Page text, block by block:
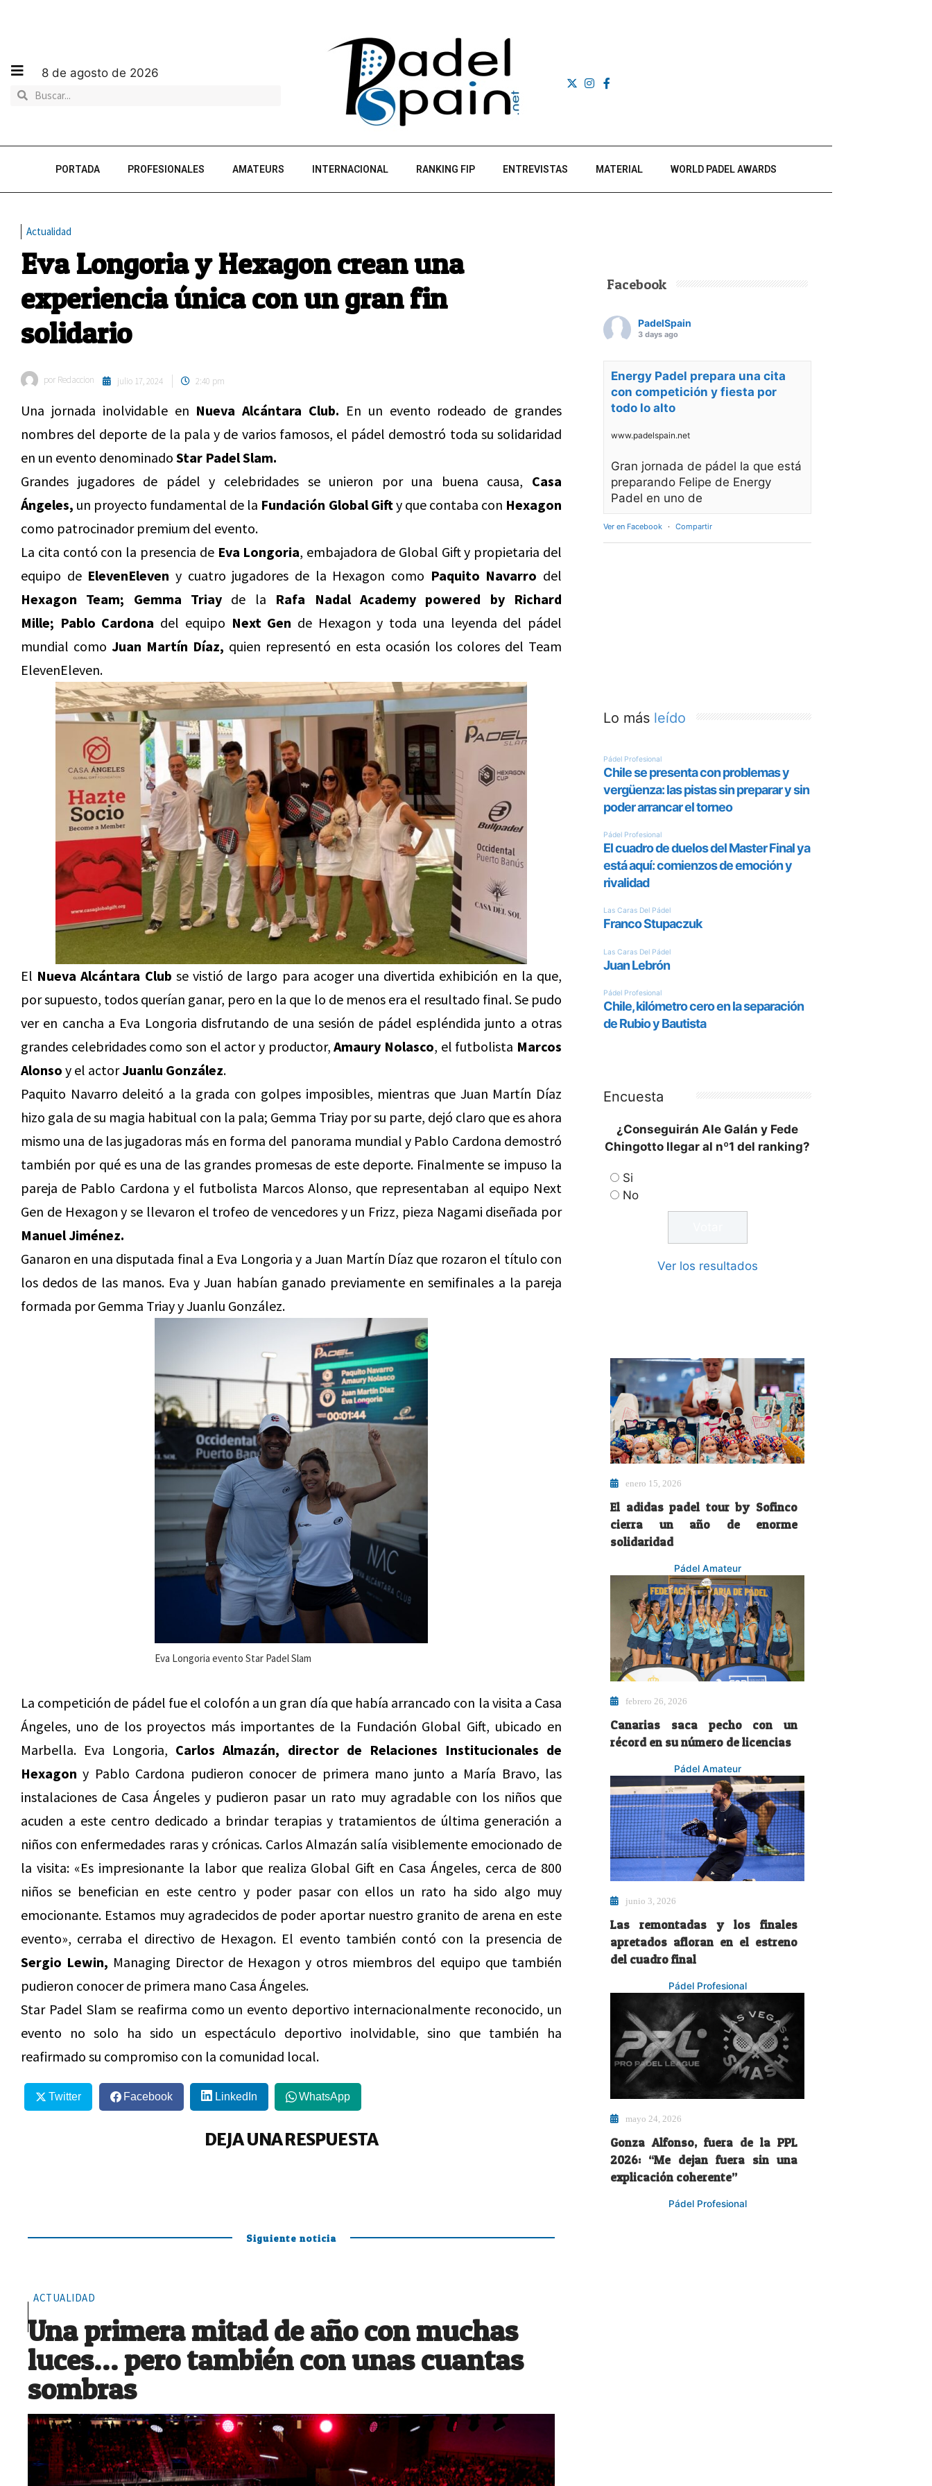
8 de agosto de 2026
PORTADA PROFESIONALES AMATEURS INTERNACIONAL RANKING FIP ENTREVISTAS MATERIAL WORLD PADEL AWARDS
Actualidad
Eva Longoria y Hexagon crean una
experiencia única con un gran fin
solidario
por Redaccion julio 17, 2024 2:40 pm
Una jornada inolvidable en Nueva Alcántara Club. En un evento rodeado de grandes
nombres del deporte de la pala y de varios famosos, el pádel demostró toda su solidaridad
en un evento denominado Star Padel Slam.
Grandes jugadores de pádel y celebridades se unieron por una buena causa, Casa
Ángeles, un proyecto fundamental de la Fundación Global Gifty que contaba con Hexagon
como patrocinador premium del evento.
La cita contó con la presencia de Eva Longoria, embajadora de Global Gift y propietaria del
equipo de ElevenEleven y cuatro jugadores de la Hexagon como Paquito Navarro del
Hexagon Team;
Gemma Triay de la Rafa Nadal Academy powered by Richard
Mille; Pablo Cardona del equipo Next Gen de Hexagon y toda una leyenda del pádel
mundial comoJuan Martín Díaz, quien representó en esta ocasión los colores del Team
ElevenEleven.
El Nueva Alcántara Club se vistió de largo para acoger una divertida exhibición en la que,
por supuesto, todos querían ganar, pero en la que lo de menos era el resultado final. Se pudo
ver en cancha a Eva Longoria disfrutando de una sesión de pádel espléndida junto a otras
grandes celebridades como son el actor y productor,Amaury Nolasco, el futbolista Marcos
Alonso y el actorJuanlu González.
Paquito Navarro deleitó a la grada con golpes imposibles, mientras que Juan Martín Díaz
hizo gala de su magia habitual con la pala; Gemma Triay por su parte, dejó claro que es ahora
mismo una de las jugadoras más en forma del panorama mundial y Pablo Cardona demostró
también por qué es una de las grandes promesas de este deporte. Finalmente se impuso la
pareja de Pablo Cardona y el futbolista Marcos Alonso, que representaban al equipo Next
Gen de Hexagon y se llevaron el trofeo de vencedores y un Frizz, pieza Nagami diseñada por
Manuel Jiménez.
Ganaron en una disputada final a Eva Longoria y a Juan Martín Díaz que rozaron el título con
los dedos de las manos. Eva y Juan habían ganado previamente en semifinales a la pareja
formada por Gemma Triay y Juanlu González.
Eva Longoria evento Star Padel Slam
La competición de pádel fue el colofón a un gran día que había arrancado con la visita a Casa
Ángeles, uno de los proyectos más importantes de la Fundación Global Gift, ubicado en
Marbella. Eva Longoria, Carlos Almazán, director de Relaciones Institucionales de
Hexagon y Pablo Cardona pudieron conocer de primera mano junto a María Bravo, las
instalaciones de Casa Ángeles y pudieron pasar un rato muy agradable con los niños que
acuden a este centro dedicado a brindar terapias y tratamientos de última generación a
niños con enfermedades raras y crónicas. Carlos Almazán salía visiblemente emocionado de
la visita: «Es impresionante la labor que realiza Global Gift en Casa Ángeles, cerca de 800
niños se benefician en este centro y poder pasar con ellos un rato ha sido algo muy
emocionante. Estamos muy agradecidos de poder aportar nuestro granito de arena en este
evento», cerraba el directivo de Hexagon. El evento también contó con la presencia de
Sergio Lewin, Managing Director de Hexagon y otros miembros del equipo que también
pudieron conocer de primera mano Casa Ángeles.
Star Padel Slam se reafirma como un evento deportivo internacionalmente reconocido, un
evento no solo ha sido un espectáculo deportivo inolvidable, sino que también ha
reafirmado su compromiso con la comunidad local.
Twitter Facebook LinkedIn WhatsApp
DEJA UNA RESPUESTA
Siguiente noticia
ACTUALIDAD
Una primera mitad de año con muchas
luces… pero también con unas cuantas
sombras
Facebook
PadelSpain
3 days ago
Energy Padel prepara una cita
con competición y fiesta por
todo lo alto
www.padelspain.net
Gran jornada de pádel la que está
preparando Felipe de Energy
Padel en uno de
Ver en Facebook · Compartir
Lo más leído
Encuesta
¿Conseguirán Ale Galán y Fede
Chingotto llegar al nº1 del ranking?
Si
No
Ver los resultados
enero 15, 2026
El adidas padel tour by Sofinco
cierra un año de enorme
solidaridad
Pádel Amateur
febrero 26, 2026
Canarias saca pecho con un
récord en su número de licencias
Pádel Amateur
junio 3, 2026
Las remontadas y los finales
apretados afloran en el estreno
del cuadro final
Pádel Profesional
mayo 24, 2026
Gonza Alfonso, fuera de la PPL
2026: “Me dejan fuera sin una
explicación coherente”
Pádel Profesional